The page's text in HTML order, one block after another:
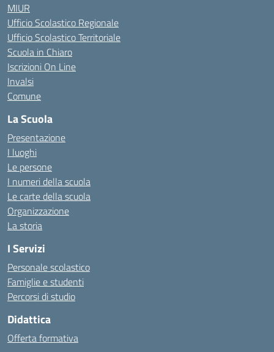
MIUR
Ufficio Scolastico Regionale
Ufficio Scolastico Territoriale
Scuola in Chiaro
Iscrizioni On Line
Invalsi
Comune
La Scuola
Presentazione
I luoghi
Le persone
I numeri della scuola
Le carte della scuola
Organizzazione
La storia
I Servizi
Personale scolastico
Famiglie e studenti
Percorsi di studio
Didattica
Offerta formativa